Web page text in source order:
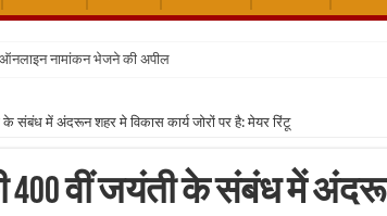
नामांकन भेजने की अपील
के संबंध में अंदरून शहर मे विकास कार्य जोरों पर है: मेयर रिंटू
400 वीं जयंती के संबंध में